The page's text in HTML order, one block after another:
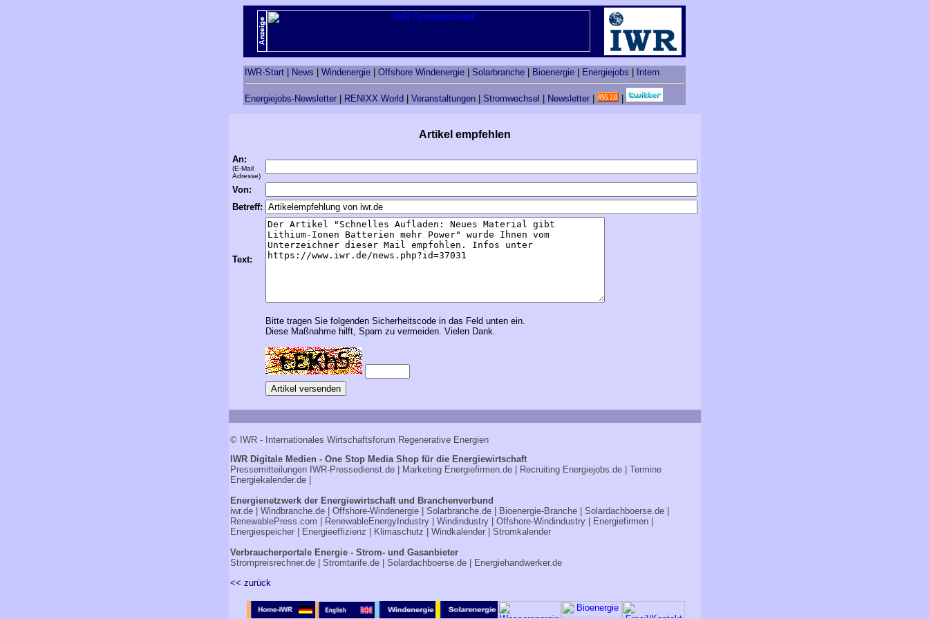
IWR-Start News Windenergie Offshore Windenergie Solarbranche Bioenergie Energiejobs Intern
Energiejobs-Newsletter RENIXX World Veranstaltungen Stromwechsel Newsletter
Artikel empfehlen
An:
(E-Mail
Adresse)
Von:
Betreff:
Text:
Bitte tragen Sie folgenden Sicherheitscode in das Feld unten ein.
Diese Maßnahme hilft, Spam zu vermeiden. Vielen Dank.
© IWR - Internationales Wirtschaftsforum Regenerative Energien
IWR Digitale Medien - One Stop Media Shop für die Energiewirtschaft
Pressemitteilungen IWR-Pressedienst.de| Marketing Energiefirmen.de| Recruiting Energiejobs.de| Termine
Energiekalender.de|
Energienetzwerk der Energiewirtschaft und Branchenverbund
iwr.de| Windbranche.de| Offshore-Windenergie| Solarbranche.de| Bioenergie-Branche| Solardachboerse.de|
RenewablePress.com
RenewableEnergyIndustry| Windindustry| Offshore-Windindustry | Energiefirmen|
Energiespeicher| Energieeffizienz Klimaschutz Windkalender| Stromkalender
Verbraucherportale Energie - Strom- und Gasanbieter
Strompreisrechner.de| Stromtarife.de| Solardachboerse.de|
Energiehandwerker.de
<< zurück